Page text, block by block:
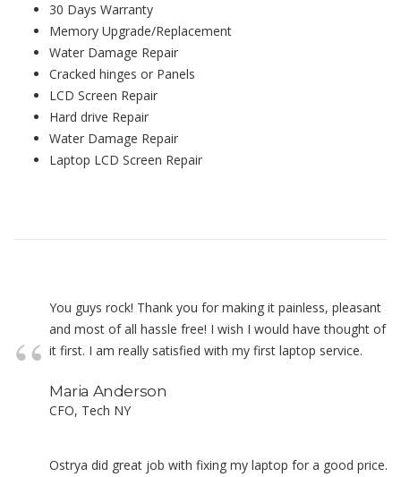
30 Days Warranty
Memory Upgrade/Replacement
Water Damage Repair
Cracked hinges or Panels
LCD Screen Repair
Hard drive Repair
Water Damage Repair
Laptop LCD Screen Repair
You guys rock! Thank you for making it painless, pleasant
and most of all hassle free! I wish I would have thought of
it first. I am really satisfied with my first laptop service.
Maria Anderson
CFO, Tech NY
Ostrya did great job with fixing my laptop for a good price.